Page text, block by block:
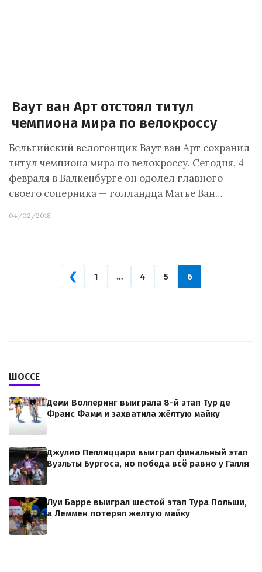
Ваут ван Арт отстоял титул
чемпиона мира по велокроссу
Бельгийский велогонщик Ваут ван Арт сохранил
титул чемпиона мира по велокроссу. Сегодня, 4
февраля в Валкенбурге он одолел главного
своего соперника — голландца Матье Ван…
04/02/2018
❮ 1 … 4 5 6
ШОССЕ
Деми Воллеринг выиграла 8-й этап Тур де
Франс Фамм и захватила жёлтую майку
Джулио Пеллиццари выиграл финальный этап
Вуэльты Бургоса, но победа всё равно у Галля
Луи Барре выиграл шестой этап Тура Польши,
а Леммен потерял желтую майку